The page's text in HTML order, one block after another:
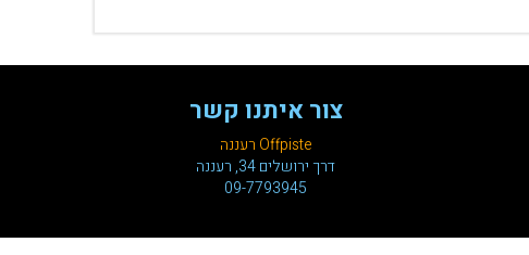
צור איתנו קשר
Offpiste רעננה
דרך ירושלים 34, רעננה
09-7793945